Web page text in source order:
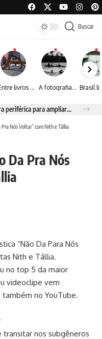
Buscar
Entre livros e fotografia autoral, Sebastião Reis consolida uma trajetória marcada pelo olhar artístico A fotografia contemporânea de Cynthia Feyh Jappur entre luz, movimento e arte
Espraiada Festival 2026 aposta na cultura periférica para ampliar oportunidades na zona sul
Nós Voltar” com Nith e Tállia
Da Pra Nós
“Não Da Para Nós
Nith e Tállia.
no top 5 da maior
videoclipe vem
no YouTube.
nos subgêneros